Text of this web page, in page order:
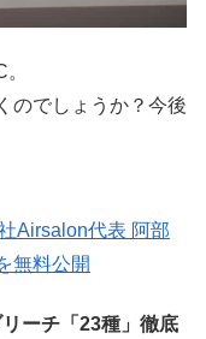
のでしょうか？今後
Airsalon代表 阿部
無料公開
ーチ「23種」徹底